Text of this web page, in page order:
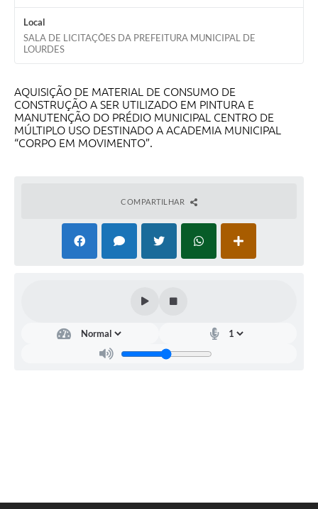
Cadastro para Estágio
Contas Públicas
Diário Oficial
Ouvidoria Municipal
Local
SALA DE LICITAÇÕES DA PREFEITURA MUNICIPAL DE
LOURDES
AQUISIÇÃO DE MATERIAL DE CONSUMO DE
CONSTRUÇÃO A SER UTILIZADO EM PINTURA E
MANUTENÇÃO DO PRÉDIO MUNICIPAL CENTRO DE
MÚLTIPLO USO DESTINADO A ACADEMIA MUNICIPAL
“CORPO EM MOVIMENTO”.
COMPARTILHAR